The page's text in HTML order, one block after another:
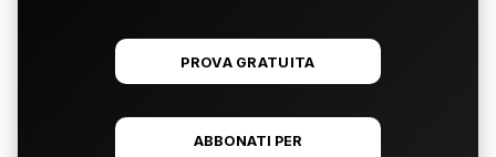
PROVA GRATUITA
ABBONATI PER